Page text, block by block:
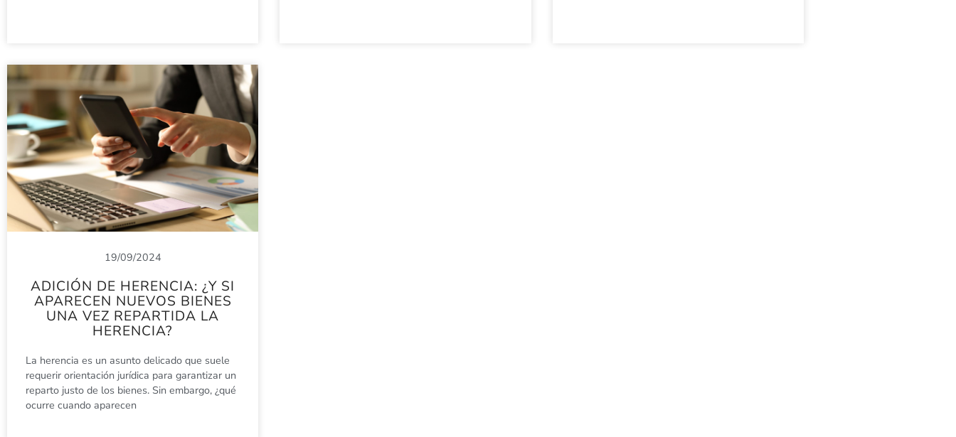
19/09/2024
ADICIÓN DE HERENCIA: ¿Y SI
APARECEN NUEVOS BIENES
UNA VEZ REPARTIDA LA
HERENCIA?
La herencia es un asunto delicado que suele
requerir orientación jurídica para garantizar un
reparto justo de los bienes. Sin embargo, ¿qué
ocurre cuando aparecen